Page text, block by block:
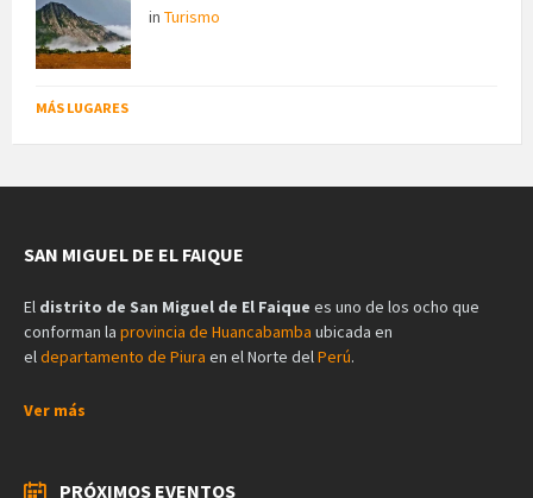
in Turismo
MÁS LUGARES
SAN MIGUEL DE EL FAIQUE
El distrito de San Miguel de El Faique es uno de los ocho que
conforman la provincia de Huancabamba ubicada en
eldepartamento de Piura en el Norte delPerú.
Ver más
PRÓXIMOS EVENTOS